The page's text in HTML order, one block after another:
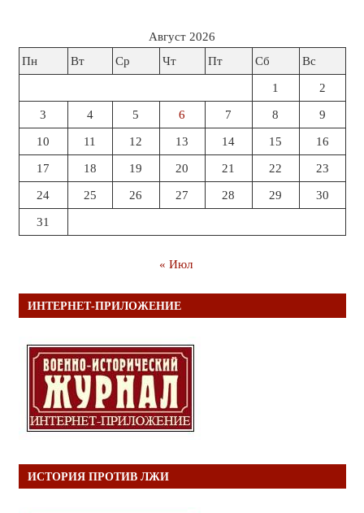
Август 2026
Пн
Вт Ср Чт Пт Сб Вс
1 2
3 4 5 6 7 8 9
10 11 12 13 14 15 16
17 18 19 20 21 22 23
24 25 26 27 28 29 30
31
« Июл
ИНТЕРНЕТ-ПРИЛОЖЕНИЕ
ИСТОРИЯ ПРОТИВ ЛЖИ